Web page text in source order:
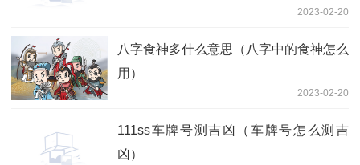
2023-02-20
八字食神多什么意思（八字中的食神怎么
用）
2023-02-20
111ss车牌号测吉凶（车牌号怎么测吉
凶）